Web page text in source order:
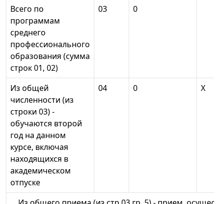
Всего по
программам
среднего
профессионального
образования (сумма
строк 01, 02)
03 0
Из общей
численности (из
строки 03) -
обучаются второй
год на данном
курсе, включая
находящихся в
академическом
отпуске
04 0 X